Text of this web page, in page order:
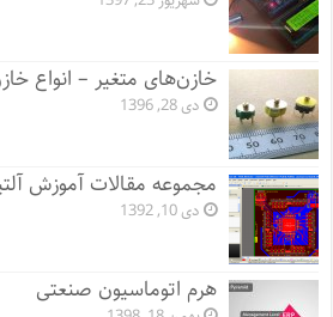
خازن‌های متغیر – انواع
دی 28, 1396
مجموعه مقالات آموزش
دی 10, 1392
هرم اتوماسیون صنعتی